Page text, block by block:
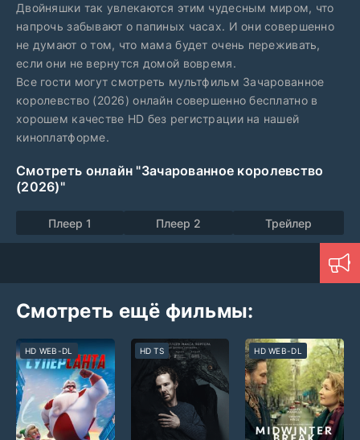
Двойняшки так увлекаются этим чудесным миром, что
напрочь забывают о папиных часах. И они совершенно
не думают о том, что мама будет очень переживать,
если они не вернутся домой вовремя.
Все гости могут смотреть мультфильм Зачарованное
королевство (2026) онлайн совершенно бесплатно в
хорошем качестве HD без регистрации на нашей
киноплатформе.
Смотреть онлайн "Зачарованное королевство
(2026)"
Плеер 1 Плеер 2 Трейлер
Смотреть ещё фильмы:
HD WEB-DL HD TS HD WEB-DL